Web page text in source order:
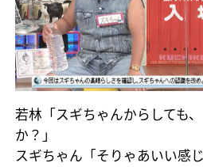
若林「スギちゃんからしても
か？」
スギちゃん「そりゃあいい感